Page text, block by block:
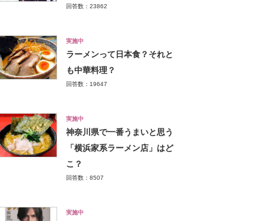
回答数：23862
実施中
ラーメンって日本食？それと
も中華料理？
回答数：19647
実施中
神奈川県で一番うまいと思う
「横浜家系ラーメン店」はど
こ？
回答数：8507
実施中